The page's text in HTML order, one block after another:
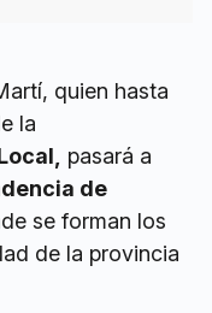
quien hasta
la
pasará a
de
se forman los
de la provincia